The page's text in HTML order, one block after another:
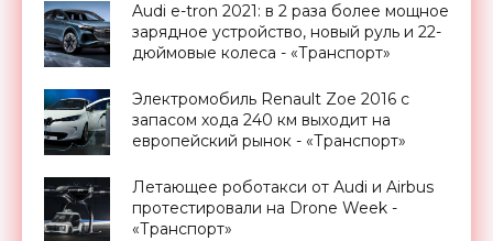
Audi e-tron 2021: в 2 раза более мощное
зарядное устройство, новый руль и 22-
дюймовые колеса - «Транспорт»
Электромобиль Renault Zoe 2016 с
запасом хода 240 км выходит на
европейский рынок - «Транспорт»
Летающее роботакси от Audi и Airbus
протестировали на Drone Week -
«Транспорт»